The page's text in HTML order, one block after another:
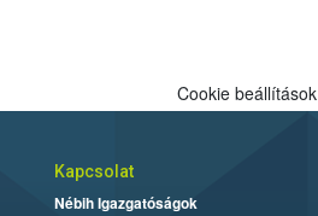
Cookie beállítások
Kapcsolat
Nébih Igazgatóságok